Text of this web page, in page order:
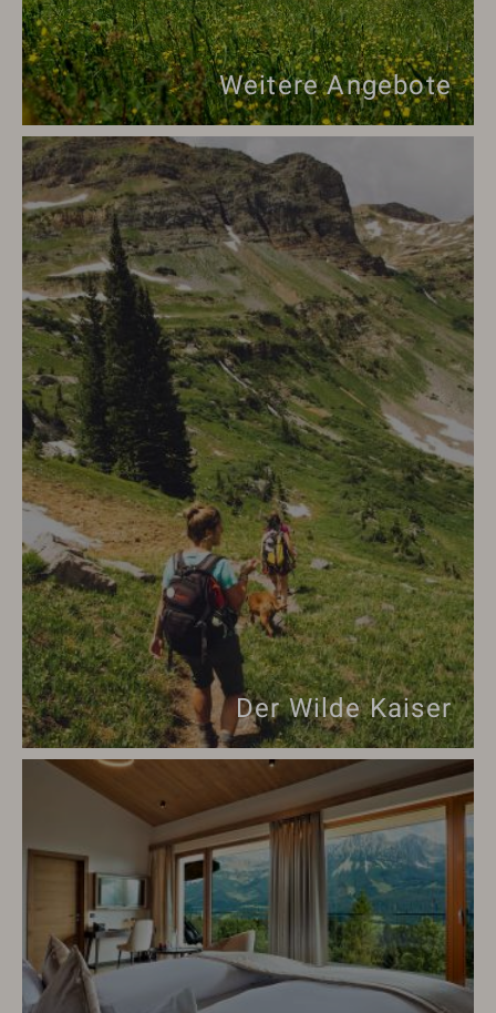
Weitere Angebote
Der Wilde Kaiser